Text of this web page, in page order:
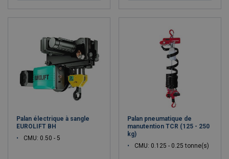
Palan électrique à sangle
EUROLIFT BH
CMU: 0.50 - 5
Palan pneumatique de
manutention TCR (125 - 250
kg)
CMU: 0.125 - 0.25 tonne(s)